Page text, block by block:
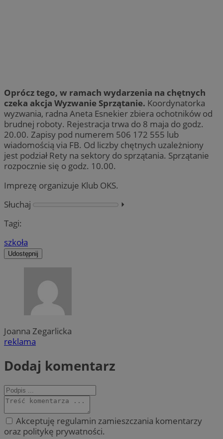
Oprócz tego, w ramach wydarzenia na chętnych
czeka akcja Wyzwanie Sprzątanie. Koordynatorka
wyzwania, radna Aneta Esnekier zbiera ochotników od
brudnej roboty. Rejestracja trwa do 8 maja do godz.
20.00. Zapisy pod numerem 506 172 555 lub
wiadomością via FB. Od liczby chętnych uzależniony
jest podział Rety na sektory do sprzątania. Sprzątanie
rozpocznie się o godz. 10.00.
Imprezę organizuje Klub OKS.
Słuchaj
⏵︎
Tagi:
szkoła
Udostępnij
Joanna Zegarlicka
reklama
Dodaj komentarz
Akceptuję regulamin zamieszczania komentarzy
oraz politykę prywatności.